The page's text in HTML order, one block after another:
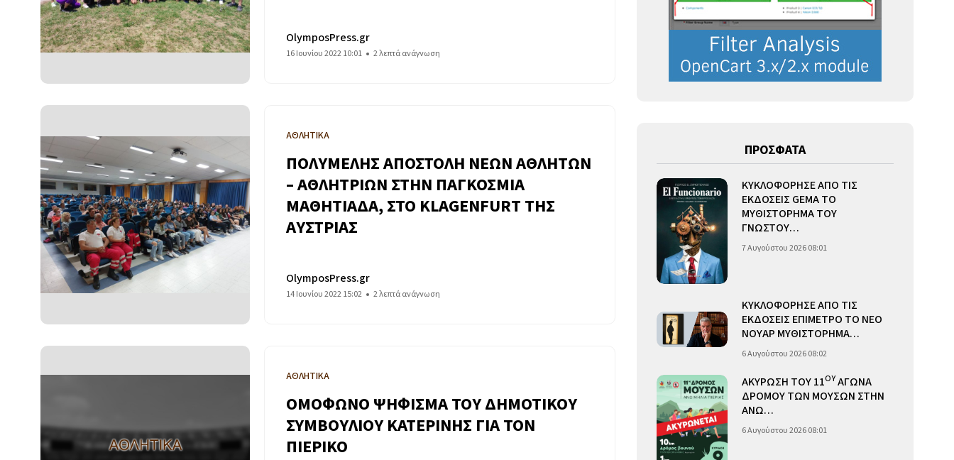
OlymposPress.gr
16 Ιουνίου 2022 10:01 2 λεπτά ανάγνωση
ΑΘΛΗΤΙΚΑ
ΠΟΛΥΜΕΛΗΣ ΑΠΟΣΤΟΛΗ ΝΕΩΝ ΑΘΛΗΤΩΝ
– ΑΘΛΗΤΡΙΩΝ ΣΤΗΝ ΠΑΓΚΟΣΜΙΑ
ΜΑΘΗΤΙΑΔΑ, ΣΤΟ KLAGENFURT ΤΗΣ
ΑΥΣΤΡΙΑΣ
OlymposPress.gr
14 Ιουνίου 2022 15:02 2 λεπτά ανάγνωση
ΑΘΛΗΤΙΚΑ
ΟΜΟΦΩΝΟ ΨΗΦΙΣΜΑ ΤΟΥ ΔΗΜΟΤΙΚΟΥ
ΣΥΜΒΟΥΛΙΟΥ ΚΑΤΕΡΙΝΗΣ ΓΙΑ ΤΟΝ
ΠΙΕΡΙΚΟ
ΠΡΟΣΦΑΤΑ
ΚΥΚΛΟΦΟΡΗΣΕ ΑΠΟ ΤΙΣ
ΕΚΔΟΣΕΙΣ GEMA ΤΟ
ΜΥΘΙΣΤΟΡΗΜΑ ΤΟΥ
ΓΝΩΣΤΟΥ…
7 Αυγούστου 2026 08:01
ΚΥΚΛΟΦΟΡΗΣΕ ΑΠΟ ΤΙΣ
ΕΚΔΟΣΕΙΣ ΕΠΙΜΕΤΡΟ ΤΟ ΝΕΟ
ΝΟΥΑΡ ΜΥΘΙΣΤΟΡΗΜΑ…
6 Αυγούστου 2026 08:02
ΑΚΥΡΩΣΗ ΤΟΥ 11ΟΥΑΓΩΝΑ
ΔΡΟΜΟΥ ΤΩΝ ΜΟΥΣΩΝ ΣΤΗΝ
ΑΝΩ…
6 Αυγούστου 2026 08:01